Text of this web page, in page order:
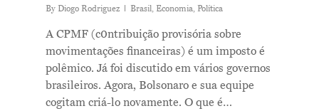
By Diogo Rodriguez Brasil, Economia, Política
A CPMF (c0ntribuição provisória sobre
movimentações financeiras) é um imposto é
polêmico. Já foi discutido em vários governos
brasileiros. Agora, Bolsonaro e sua equipe
cogitam criá-lo novamente. O que é…